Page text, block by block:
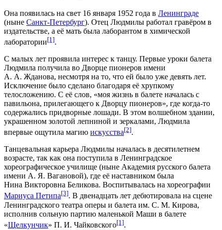
Она появилась на свет 16 января 1952 года в Ленинграде
(ныне Санкт-Петербург). Отец Людмилы работал гравёром в
издательстве, а её мать была лаборантом в химической
лаборатории[1].
С малых лет проявила интерес к танцу. Первые уроки балета
Людмила получила во Дворце пионеров имени
А. А. Жданова, несмотря на то, что ей было уже девять лет.
Исключение было сделано благодаря её хрупкому
телосложению. С её слов, «моя жизнь в балете началась с
павильона, прилегающего к Дворцу пионеров», где когда-то
содержались придворные лошади. В этом волшебном здании,
украшенном золотой лепниной и зеркалами, Людмила
впервые ощутила магию искусства[2].
Танцевальная карьера Людмилы началась в десятилетнем
возрасте, так как она поступила в Ленинградское
хореографическое училище (ныне Академия русского балета
имени А. Я. Вагановой), где её наставником была
Нина Викторовна Беликова. Воспитывалась на хореографии
Мариуса Петипа[3]. В двенадцать лет дебютировала на сцене
Ленинградского театра оперы и балета им. С. М. Кирова,
исполнив сольную партию маленькой Маши в балете
«Щелкунчик» П. И. Чайковского[1].